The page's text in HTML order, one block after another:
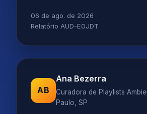
06 de ago. de 2026
Relatório AUD-E0JDT
AB
Ana Bezerra
Curadora de Playlists
Paulo, SP